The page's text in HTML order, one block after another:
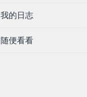
我的日志
随便看看